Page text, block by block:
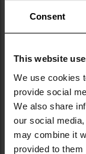
Consent
This website
We use cookies
provide social
We also share
our social
may combine it
provided to
важливу
вбудованому
контролювати
інтуїтивно
та просте